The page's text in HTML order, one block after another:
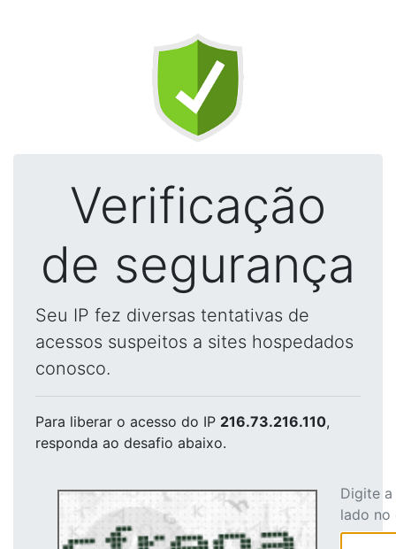
Verificação
de segurança
Seu IP fez diversas tentativas de
acessos suspeitos a sites hospedados
conosco.
Para liberar o acesso do IP 216.73.216.110,
responda ao desafio abaixo.
Digite
lado no